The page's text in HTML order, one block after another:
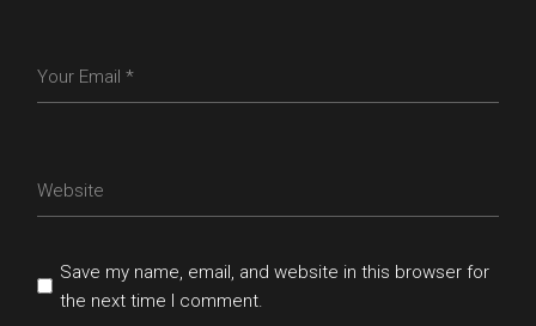
Save my name, email, and website in this browser for
the next time I comment.